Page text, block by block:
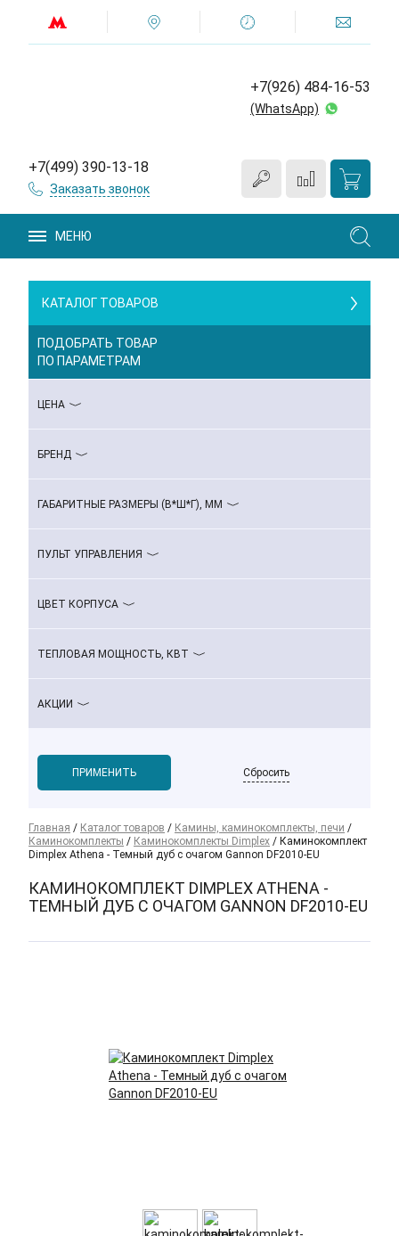
+7(926) 484-16-53
(WhatsApp)
+7(499) 390-13-18
Заказать звонок
МЕНЮ
КАТАЛОГ ТОВАРОВ
ПОДОБРАТЬ ТОВАР
ПО ПАРАМЕТРАМ
ЦЕНА
БРЕНД
ГАБАРИТНЫЕ РАЗМЕРЫ (В*Ш*Г), ММ
ПУЛЬТ УПРАВЛЕНИЯ
ЦВЕТ КОРПУСА
ТЕПЛОВАЯ МОЩНОСТЬ, КВТ
АКЦИИ
Сбросить
Главная / Каталог товаров / Камины, каминокомплекты, печи /
Каминокомплекты / Каминокомплекты Dimplex / Каминокомплект
Dimplex Athena - Темный дуб с очагом Gannon DF2010-EU
КАМИНОКОМПЛЕКТ DIMPLEX ATHENA -
ТЕМНЫЙ ДУБ С ОЧАГОМ GANNON DF2010-EU